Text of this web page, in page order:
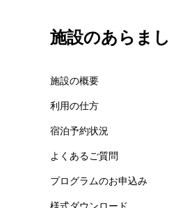
施設のあらまし
施設の概要
利用の仕方
宿泊予約状況
よくあるご質問
プログラムのお申込み